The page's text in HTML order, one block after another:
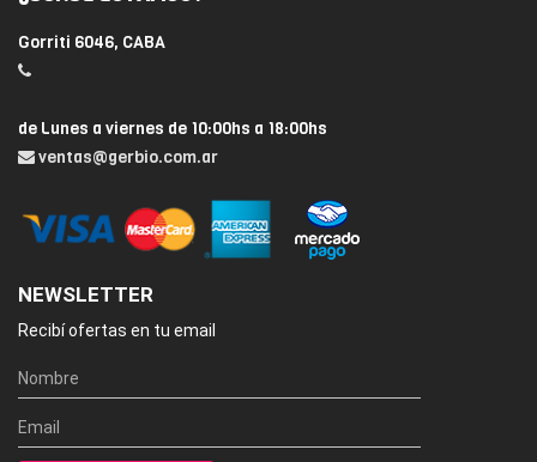
Gorriti 6046, CABA
de Lunes a viernes de 10:00hs a 18:00hs
ventas@gerbio.com.ar
NEWSLETTER
Recibí ofertas en tu email